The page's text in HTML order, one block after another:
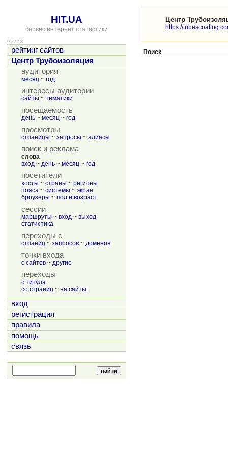
HIT.UA
сервис интернет статистики
9:27:18
рейтинг сайтов
Центр Трубоизоляция
аудитория
месяц ~ год
интересы аудитории
сайты ~ тематики
посещаемость
день ~ месяц ~ год
просмотры
страницы ~ запросы ~ алиасы
поиск и реклама
слова
вход ~ день ~ месяц ~ год
посетители
хосты ~ страны ~ регионы
пояса ~ системы ~ экран
броузеры ~ пол и возраст
сессии
маршруты ~ вход ~ выход
статистика
переходы с
страниц ~ запросов ~ доменов
точки входа
с сайтов ~ другие
переходы
с титула
со страниц ~ на сайты
вход
регистрация
правила
помощь
связь
Центр
https://
Поиск